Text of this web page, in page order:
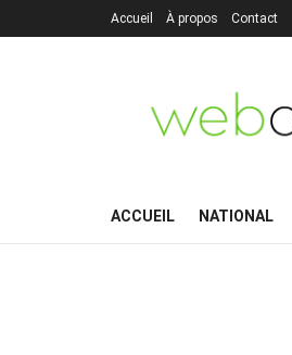
Accueil À propos Contact
ACCUEIL NATIONAL